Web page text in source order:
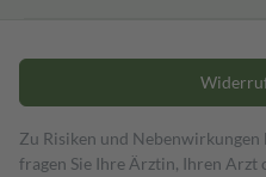
Zu Risiken und Nebenwirkungen
fragen Sie Ihre Ärztin, Ihren Arzt